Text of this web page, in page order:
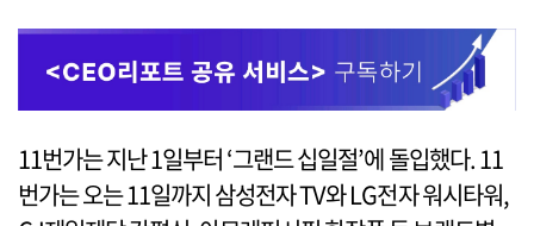
11번가는 지난 1일부터 ‘그랜드 십일절’에 돌입했다. 11
번가는 오는 11일까지 삼성전자 TV와 LG전자 워시타워,